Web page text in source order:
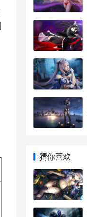
猜你喜欢